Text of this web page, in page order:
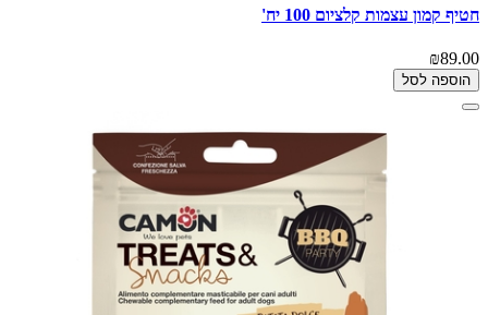
חטיף קמון עצמות קלציום 100 יח'
₪89.00
הוספה לסל